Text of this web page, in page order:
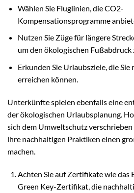
Wählen Sie Fluglinien, die CO2-
Kompensationsprogramme
Nutzen Sie Züge für längere
um den ökologischen Fußabdruck
Erkunden Sie Urlaubsziele, die
erreichen können.
Unterkünfte spielen ebenfalls eine
der ökologischen Urlaubsplanung.
sich dem Umweltschutz
ihre nachhaltigen Praktiken einen
machen.
Achten Sie auf Zertifikate wie das
Green Key-Zertifikat, die